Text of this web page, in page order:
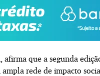
que a segunda
rede de impacto